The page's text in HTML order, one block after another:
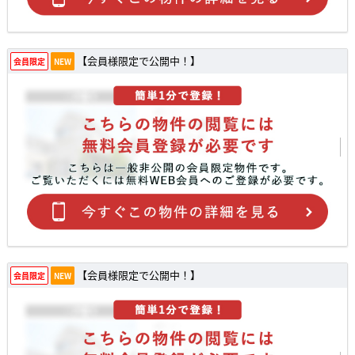
会員限定 NEW 【会員様限定で公開中！】
会員限定 NEW 【会員様限定で公開中！】